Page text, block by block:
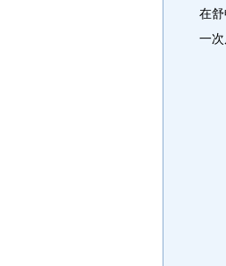
在
一